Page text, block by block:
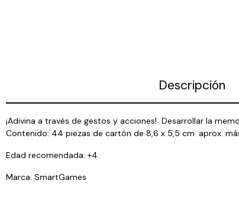
Descripción
¡Adivina a través de gestos y acciones! Desarrollar la
Contenido: 44 piezas de cartón de 8,6 x 5,5 cm. aprox.
Edad recomendada: +4.
Marca: SmartGames